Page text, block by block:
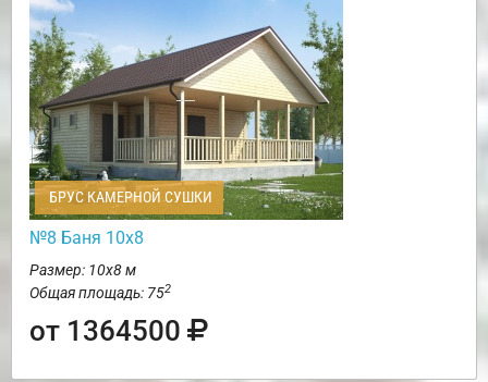
БРУС КАМЕРНОЙ СУШКИ
№8 Баня 10х8
Размер: 10х8 м
Общая площадь: 752
от 1364500